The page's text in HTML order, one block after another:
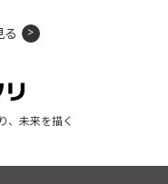
る
、未来を描く